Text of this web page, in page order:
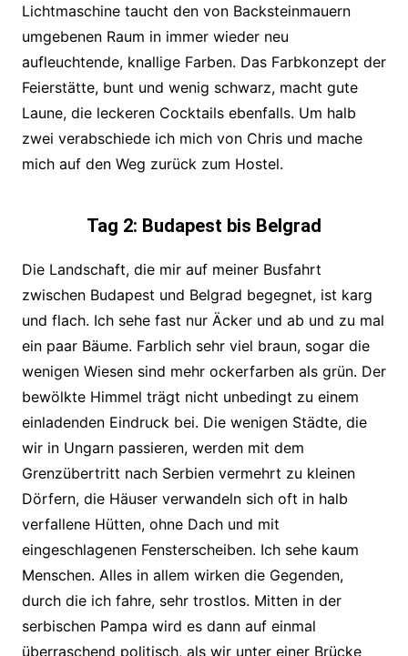
Lichtmaschine taucht den von Backsteinmauern
umgebenen Raum in immer wieder neu
aufleuchtende, knallige Farben. Das Farbkonzept der
Feierstätte, bunt und wenig schwarz, macht gute
Laune, die leckeren Cocktails ebenfalls. Um halb
zwei verabschiede ich mich von Chris und mache
mich auf den Weg zurück zum Hostel.
Tag 2: Budapest bis Belgrad
Die Landschaft, die mir auf meiner Busfahrt
zwischen Budapest und Belgrad begegnet, ist karg
und flach. Ich sehe fast nur Äcker und ab und zu mal
ein paar Bäume. Farblich sehr viel braun, sogar die
wenigen Wiesen sind mehr ockerfarben als grün. Der
bewölkte Himmel trägt nicht unbedingt zu einem
einladenden Eindruck bei. Die wenigen Städte, die
wir in Ungarn passieren, werden mit dem
Grenzübertritt nach Serbien vermehrt zu kleinen
Dörfern, die Häuser verwandeln sich oft in halb
verfallene Hütten, ohne Dach und mit
eingeschlagenen Fensterscheiben. Ich sehe kaum
Menschen. Alles in allem wirken die Gegenden,
durch die ich fahre, sehr trostlos. Mitten in der
serbischen Pampa wird es dann auf einmal
überraschend politisch, als wir unter einer Brücke